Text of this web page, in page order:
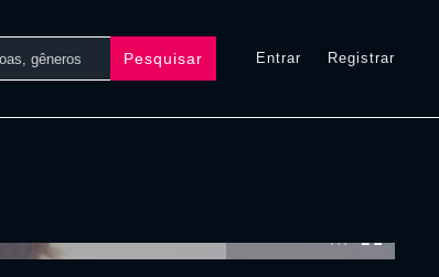
Pesquisar Entrar Registrar